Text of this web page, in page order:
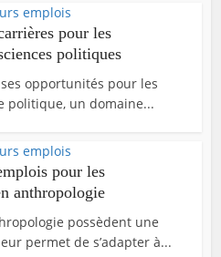
emplois
pour les
politiques
opportunités pour les
politique, un domaine...
emplois
pour les
anthropologie
possèdent une
permet de s’adapter à...